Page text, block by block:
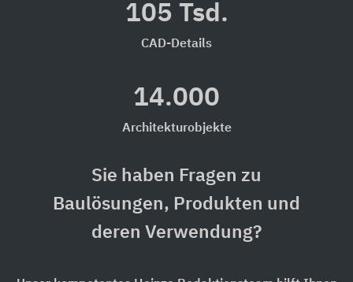
105 Tsd.
CAD-Details
14.000
Architekturobjekte
Sie haben Fragen zu
Baulösungen, Produkten und
deren Verwendung?